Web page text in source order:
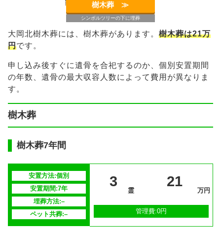
シンボルツリーの下に埋葬
樹木葬 ≫︎
大岡北樹木葬には、樹木葬があります。 樹木葬は21万
円です。
申し込み後すぐに遺骨を合祀するのか、個別安置期間
の年数、遺骨の最大収容人数によって費用が異なりま
す。
樹木葬
樹木葬7年間
安置方法:個別
安置期間:7年
埋葬方法:–
ペット共葬:–
3
霊
21
万円
管理費:0円